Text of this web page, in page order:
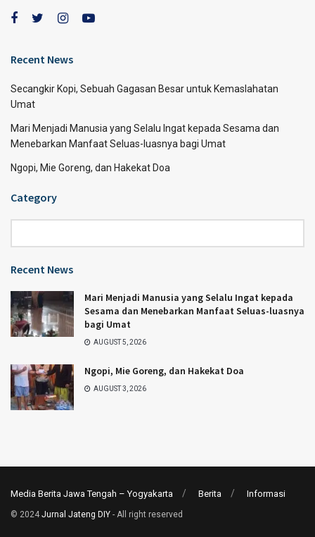
Recent News
Secangkir Kopi, Sebuah Gagasan Besar untuk Kemaslahatan
Umat
Mari Menjadi Manusia yang Selalu Ingat kepada Sesama dan
Menebarkan Manfaat Seluas-luasnya bagi Umat
Ngopi, Mie Goreng, dan Hakekat Doa
Category
Recent News
Mari Menjadi Manusia yang Selalu Ingat kepada
Sesama dan Menebarkan Manfaat Seluas-luasnya
bagi Umat
AUGUST 5, 2026
Ngopi, Mie Goreng, dan Hakekat Doa
AUGUST 3, 2026
Media Berita Jawa Tengah – Yogyakarta Berita Informasi
© 2024 Jurnal Jateng DIY - All right reserved